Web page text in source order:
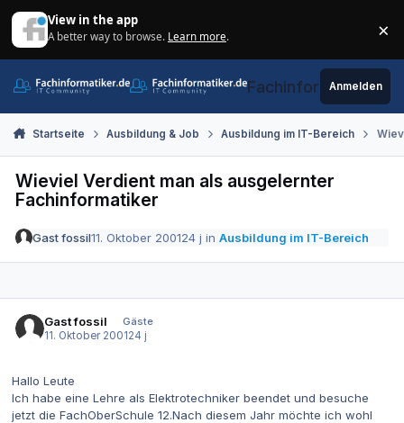
View in the app
A better way to browse. Learn more. ×
Fachinformatiker.de
Anmelden
Startseite Ausbildung & Job Ausbildung im IT-Bereich
Wieviel Verdient man als ausgelernter
Fachinformatiker
Gast fossil11. Oktober 200124 j inAusbildung im IT-Bereich
Gast fossil
Gäste
11. Oktober 2001 24 j
Hallo Leute
Ich habe eine Lehre als Elektrotechniker beendet und besuche
jetzt die FachOberSchule 12.Nach diesem Jahr möchte ich wohl